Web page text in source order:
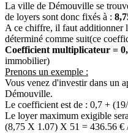
La ville de Démouville se
de loyers sont donc fixés à :
A ce chiffre, il faut additionner
déterminé comme suit(ce
Coefficient multiplicateur =
immobilier)
Prenons un exemple :
Vous venez d'investir dans un
Démouville.
Le coefficient est de : 0,7 +
Le loyer maximum exigible
(8,75 X 1.07) X 51 = 436.56 €